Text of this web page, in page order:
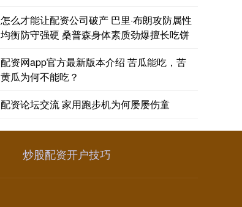
怎么才能让配资公司破产 巴里·布朗攻防属性
均衡防守强硬 桑普森身体素质劲爆擅长吃饼
配资网app官方最新版本介绍 苦瓜能吃，苦
黄瓜为何不能吃？
配资论坛交流 家用跑步机为何屡屡伤童
炒股配资开户技巧